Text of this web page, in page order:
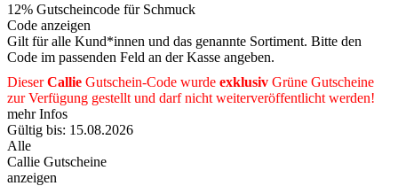
12% Gutscheincode für Schmuck
Code anzeigen
Gilt für alle Kund*innen und das genannte Sortiment. Bitte den
Code im passenden Feld an der Kasse angeben.
DieserCallie Gutschein-Code wurde exklusiv Grüne Gutscheine
zur Verfügung gestellt und darf nicht weiterveröffentlicht werden!
mehr Infos
Gültig bis: 15.08.2026
Alle
Callie Gutscheine
anzeigen